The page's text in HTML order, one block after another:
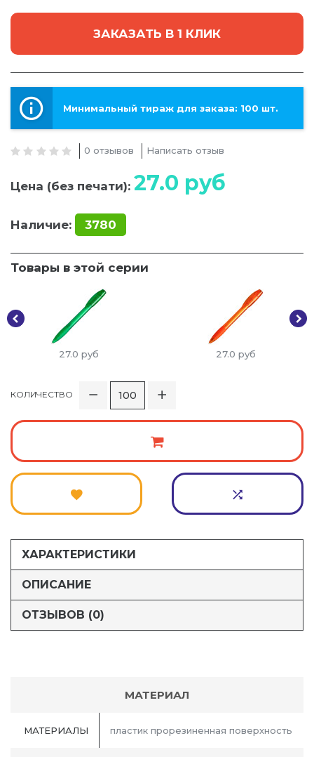
ЗАКАЗАТЬ В 1 КЛИК
Минимальный тираж для заказа: 100 шт.
0 отзывов Написать отзыв
Цена (без печати): 27.0 руб
Наличие: 3780
Товары в этой серии
27.0 руб 27.0 руб
КОЛИЧЕСТВО
ХАРАКТЕРИСТИКИ
ОПИСАНИЕ
ОТЗЫВОВ (0)
МАТЕРИАЛ
МАТЕРИАЛЫ пластик прорезиненная поверхность